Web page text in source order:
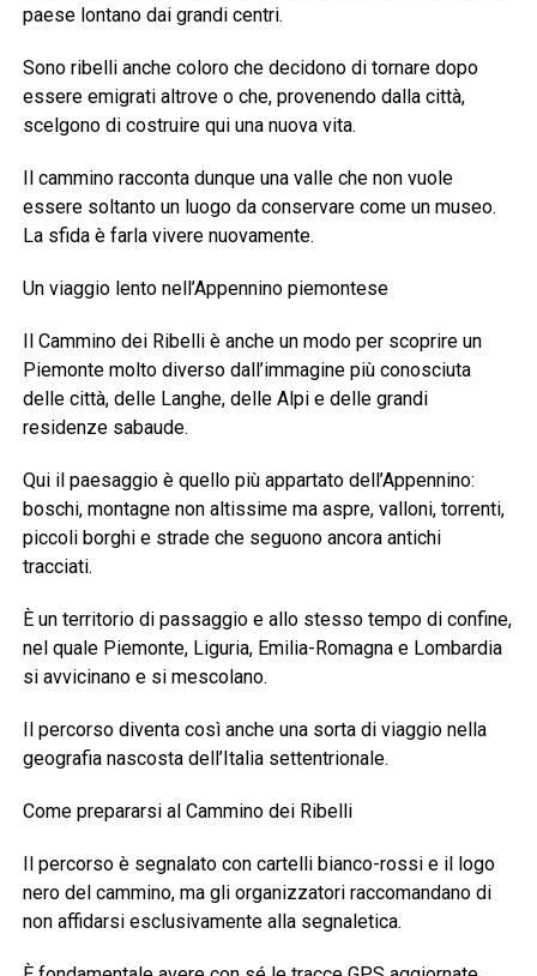
paese lontano dai grandi centri.
Sono ribelli anche coloro che decidono di tornare dopo
essere emigrati altrove o che, provenendo dalla città,
scelgono di costruire qui una nuova vita.
Il cammino racconta dunque una valle che non vuole
essere soltanto un luogo da conservare come un museo.
La sfida è farla vivere nuovamente.
Un viaggio lento nell’Appennino piemontese
Il Cammino dei Ribelli è anche un modo per scoprire un
Piemonte molto diverso dall’immagine più conosciuta
delle città, delle Langhe, delle Alpi e delle grandi
residenze sabaude.
Qui il paesaggio è quello più appartato dell’Appennino:
boschi, montagne non altissime ma aspre, valloni, torrenti,
piccoli borghi e strade che seguono ancora antichi
tracciati.
È un territorio di passaggio e allo stesso tempo di confine,
nel quale Piemonte, Liguria, Emilia-Romagna e Lombardia
si avvicinano e si mescolano.
Il percorso diventa così anche una sorta di viaggio nella
geografia nascosta dell’Italia settentrionale.
Come prepararsi al Cammino dei Ribelli
Il percorso è segnalato con cartelli bianco-rossi e il logo
nero del cammino, ma gli organizzatori raccomandano di
non affidarsi esclusivamente alla segnaletica.